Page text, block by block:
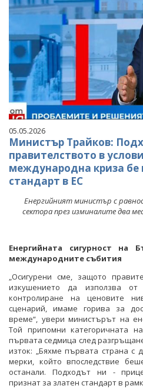
05.05.2026
Министър Трайков:
правителството в
международна криза бе
стандарт в ЕС
Енергийният министър с
сектора през изминалите два
Енергийната сигурност на
международните събития
„Осигурени сме, защото
изкушението да използва
контролиране на ценовите
сценарий, имаме горива за
време“, увери министърът на
Той припомни категоричната
първата седмица след
изток: „Бяхме първата страна с
мерки, който впоследствие
останали. Подходът ни -
признат за златен стандарт в